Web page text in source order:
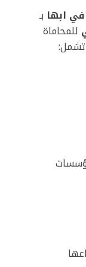
ابها بـ
للمحاماة
تشمل: